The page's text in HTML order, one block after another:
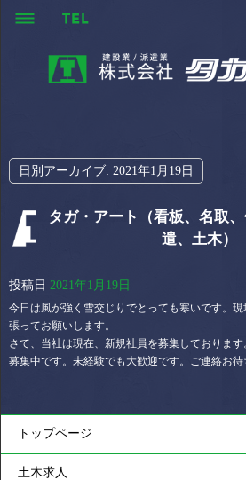
日別アーカイブ: 2021年1月19日
タガ・アート（看板、名取
遣、土木）
投稿日 2021年1月19日
今日は風が強く雪交じりでとっても寒いです。
張ってお願いします。
さて、当社は現在、新規社員を募集しておりま
募集中です。未経験でも大歓迎です。ご連絡お待
トップページ
土木求人